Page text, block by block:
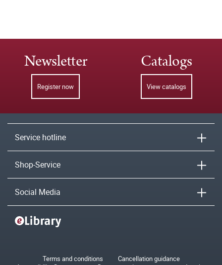
Newsletter
Register now
Catalogs
View catalogs
Service hotline
Shop-Service
Social Media
Terms and conditions
Cancellation guidance